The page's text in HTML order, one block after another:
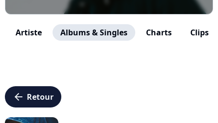
Artiste Albums & Singles Charts Clips
arrow_left Retour